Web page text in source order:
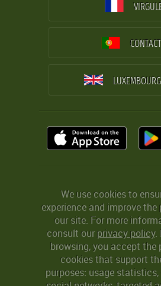
We use cookies to
experience and improve
our site. For more
consult ourprivacy policy.
browsing, you accept the
cookies that support
purposes: usage